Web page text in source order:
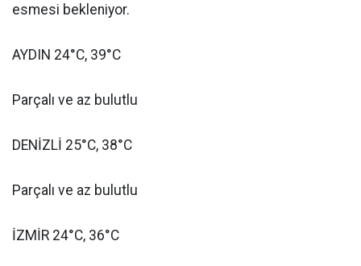
esmesi bekleniyor.
AYDIN 24°C, 39°C
Parçalı ve az bulutlu
DENİZLİ 25°C, 38°C
Parçalı ve az bulutlu
İZMİR 24°C, 36°C